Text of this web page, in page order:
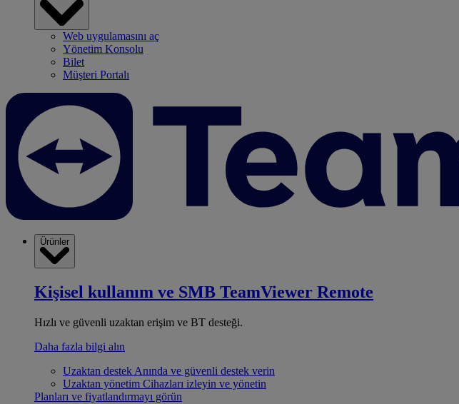
Web uygulamasını aç
Yönetim Konsolu
Bilet
Müşteri Portalı
Ürünler
Kişisel kullanım ve SMB TeamViewer Remote
Hızlı ve güvenli uzaktan erişim ve BT desteği.
Daha fazla bilgi alın
Uzaktan destek Anında ve güvenli destek verin
Uzaktan yönetim Cihazları izleyin ve yönetin
Planları ve fiyatlandırmayı görün